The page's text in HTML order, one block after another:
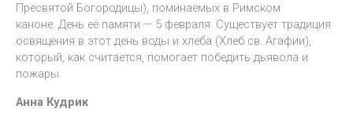
Пресвятой Богородицы), поминаемых в Римском
каноне. День её памяти — 5 февраля. Существует традиция
освящения в этот день воды и хлеба (Хлеб св. Агафии),
который, как считается, помогает победить дьявола и
пожары.
Анна Кудрик